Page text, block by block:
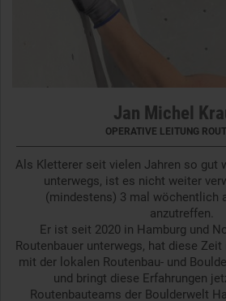
Jan Michel
OPERATIVE LEITUNG
Als Kletterer seit vielen Jahren so gut
unterwegs, ist es nicht weiter
(mindestens) 3 mal wöchentlich
anzutreffen.
Er ist seit 2020 in Hamburg und
Routenbauer unterwegs, hat diese
mit der lokalen Routenbau- und
und bringt diese Erfahrungen
Routenbauteams der Boulderwelt